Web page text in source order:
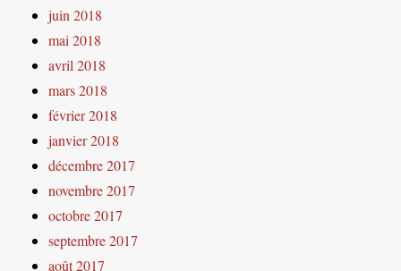
juin 2018
mai 2018
avril 2018
mars 2018
février 2018
janvier 2018
décembre 2017
novembre 2017
octobre 2017
septembre 2017
août 2017